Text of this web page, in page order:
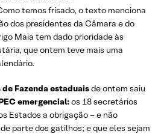
temos frisado, o texto menciona
dos presidentes da Câmara e do
Maia tem dado prioridade às
que ontem teve mais uma
Fazenda estaduaisde ontem saiu
emergencial:os 18 secretários
Estados a obrigação – e não
parte dos gatilhos; e que eles sejam